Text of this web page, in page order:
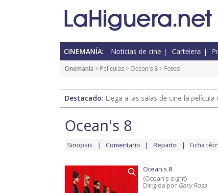
CINEMANÍA: Noticias de cine Cartelera
Cinemanía > Películas > Ocean's 8 > Fotos
Destacado: Llega a las salas de cine la
Ocean's 8
Sinopsis Comentario Reparto Ficha
Ocean's 8
(Ocean's eight)
Dirigida porGary Ross